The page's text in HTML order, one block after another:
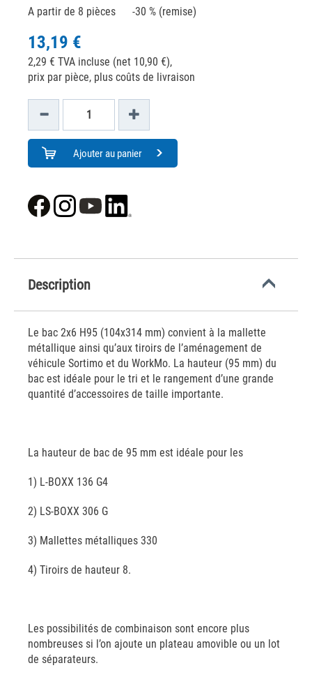
A partir de 8 pièces
-30 % (remise)
13,19 €
2,29 € TVA incluse (net 10,90 €),
prix par pièce, plus coûts de livraison
Ajouter au panier
Description
Le bac 2x6 H95 (104x314 mm) convient à la mallette
métallique ainsi qu’aux tiroirs de l’aménagement de
véhicule Sortimo et du WorkMo. La hauteur (95 mm) du
bac est idéale pour le tri et le rangement d’une grande
quantité d’accessoires de taille importante.
La hauteur de bac de 95 mm est idéale pour les
1) L-BOXX 136 G4
2) LS-BOXX 306 G
3) Mallettes métalliques 330
4) Tiroirs de hauteur 8.
Les possibilités de combinaison sont encore plus
nombreuses si l’on ajoute un plateau amovible ou un lot
de séparateurs.